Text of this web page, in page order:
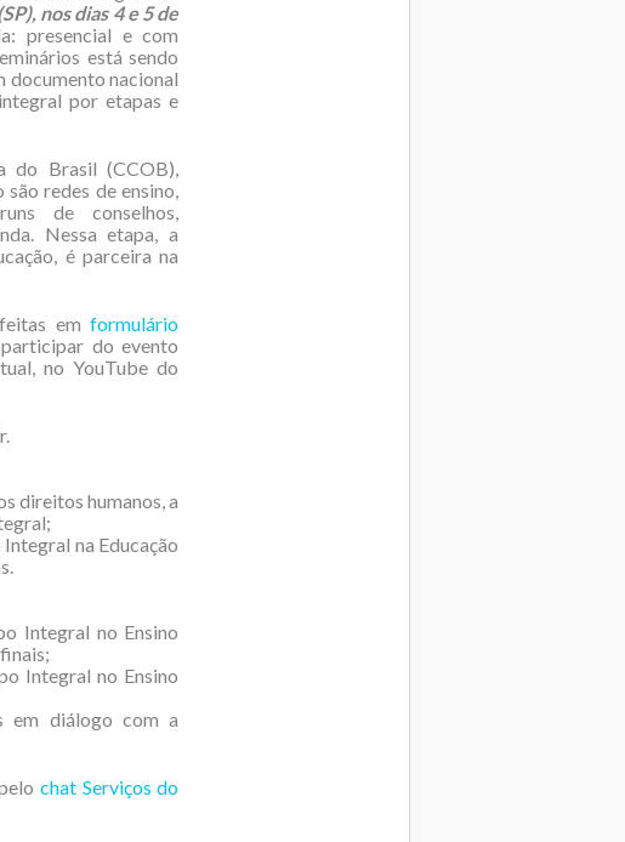
nos dias 4 e 5 de
presencial e com
está sendo
documento nacional
por etapas e
do Brasil (CCOB),
redes de ensino,
de conselhos,
Nessa etapa, a
é parceira na
feitas emformulário
do evento
no YouTube do
direitos humanos, a
na Educação
Integral no Ensino
Integral no Ensino
em diálogo com a
chat Serviços do